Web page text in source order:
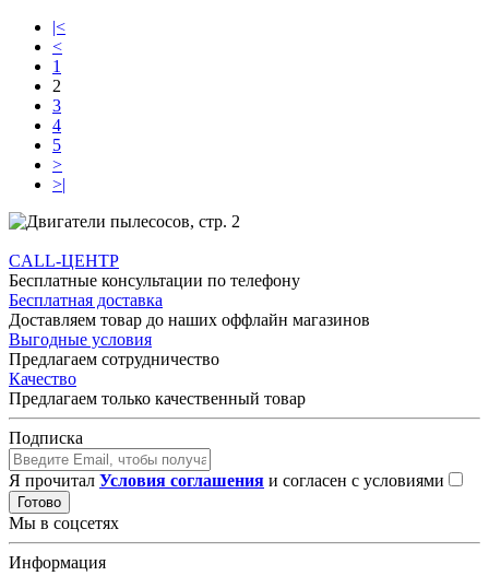
|<
<
1
2
3
4
5
>
>|
CALL-ЦЕНТР
Бесплатные консультации по телефону
Бесплатная доставка
Доставляем товар до наших оффлайн магазинов
Выгодные условия
Предлагаем сотрудничество
Качество
Предлагаем только качественный товар
Подписка
Я прочитал Условия соглашения и согласен с условиями
Готово
Мы в соцсетях
Информация